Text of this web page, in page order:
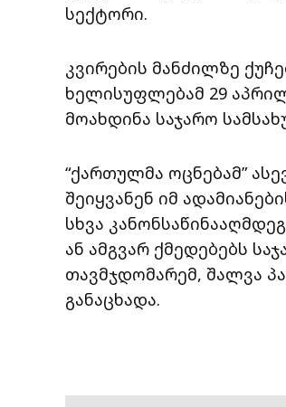
სექტორი.
კვირების მანძილზე
ხელისუფლებამ 29
მოახდინა საჯარო
“ქართულმა ოცნებამ”
შეიყვანენ იმ
სხვა
ან ამგვარ ქმედებებს
თავმჯდომარემ, შალვა
განაცხადა.